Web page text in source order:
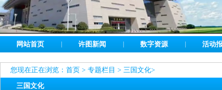
网站首页 许图新闻 数字资源 活动
您现在正在浏览： 首页 > 专题栏目 > 三国文化>
三国文化